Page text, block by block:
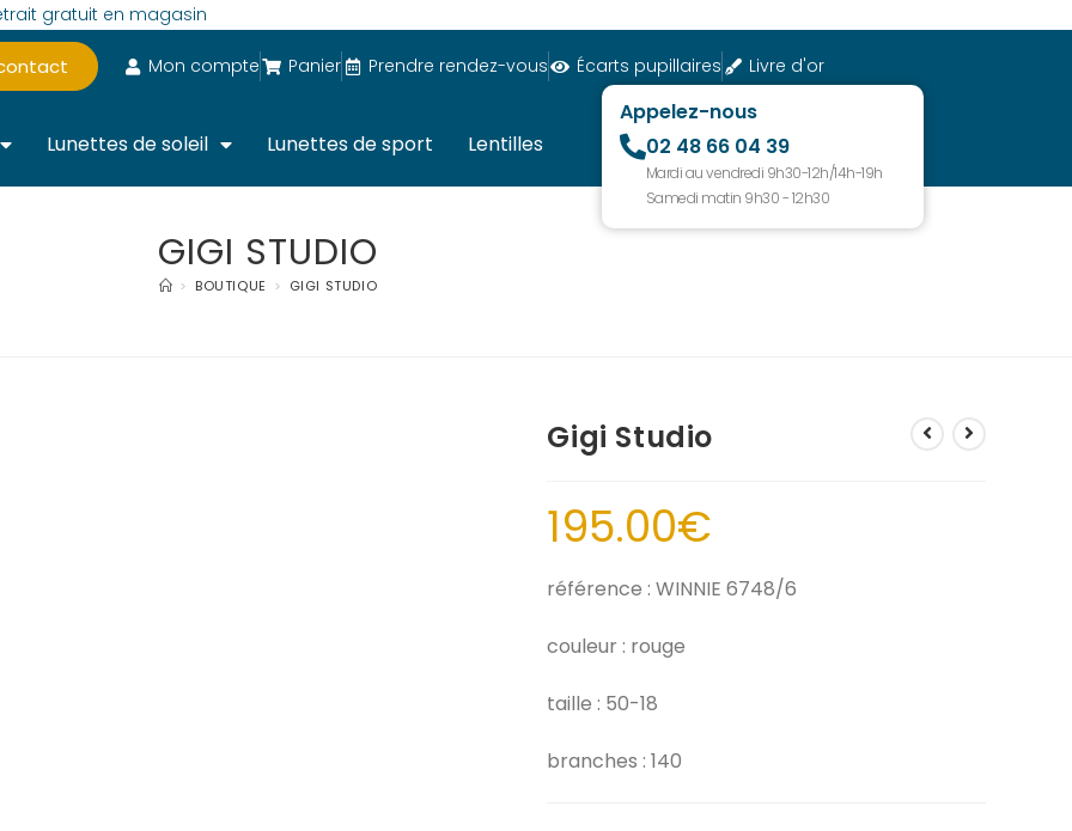
gratuit en magasin
Mon compte Panier Prendre rendez-vous Écarts pupillaires Livre d'or
Lunettes de soleil Lunettes de sport Lentilles
Appelez-nous
02 48 66 04 39
Mardi au vendredi 9h30-12h/14h-19h
Samedi matin 9h30 - 12h30
GIGI STUDIO
> BOUTIQUE > GIGI STUDIO
Gigi Studio
195.00€
référence : WINNIE 6748/6
couleur : rouge
taille : 50-18
branches : 140